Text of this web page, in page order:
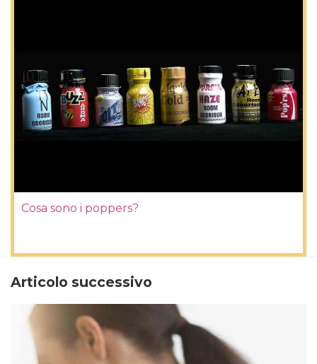
Cosa sono i poppers?
Articolo successivo